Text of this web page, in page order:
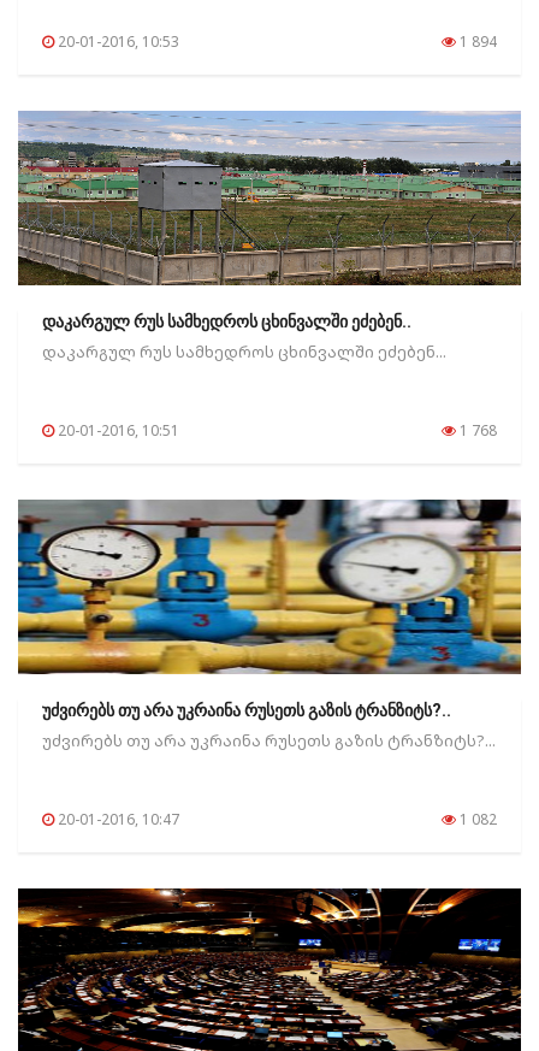
20-01-2016, 10:53 1 894
დაკარგულ რუს სამხედროს ცხინვალში ეძებენ..
დაკარგულ რუს სამხედროს ცხინვალში ეძებენ...
20-01-2016, 10:51 1 768
უძვირებს თუ არა უკრაინა რუსეთს გაზის ტრანზიტს?..
უძვირებს თუ არა უკრაინა რუსეთს გაზის ტრანზიტს?...
20-01-2016, 10:47 1 082